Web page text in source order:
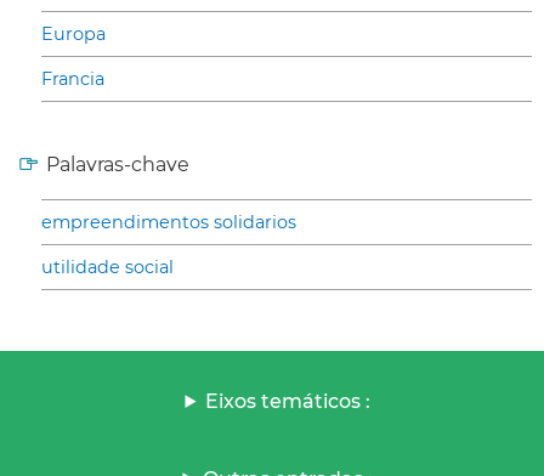
Europa
Francia
Palavras-chave
empreendimentos solidarios
utilidade social
Eixos temáticos :